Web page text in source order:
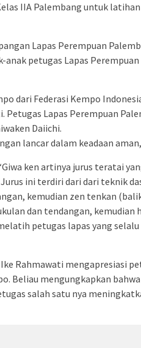
IIA Palembang untuk
Lapas Perempuan
anak petugas Lapas
dari Federasi Kempo
Petugas Lapas Perempuan
Daiichi.
lancar dalam keadaan
ken artinya jurus teratai
ini terdiri dari dari teknik
kemudian zen tenkan
dan tendangan, kemudian
petugas lapas yang
Rahmawati mengapresiasi
Beliau mengungkapkan
salah satu nya